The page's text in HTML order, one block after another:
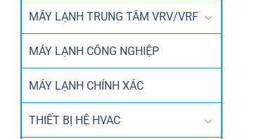
MÁY LẠNH TRUNG TÂM VRV/VRF
MÁY LẠNH CÔNG NGHIỆP
MÁY LẠNH CHÍNH XÁC
THIẾT BỊ HỆ HVAC